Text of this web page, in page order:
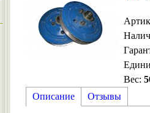
Вес:
Описание
Отзывы